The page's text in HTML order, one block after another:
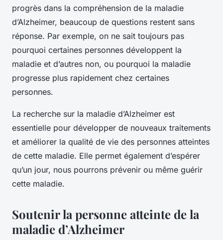
progrès dans la compréhension de la maladie
d’Alzheimer, beaucoup de questions restent sans
réponse. Par exemple, on ne sait toujours pas
pourquoi certaines personnes développent la
maladie et d’autres non, ou pourquoi la maladie
progresse plus rapidement chez certaines
personnes.
La recherche sur la maladie d’Alzheimer est
essentielle pour développer de nouveaux traitements
et améliorer la qualité de vie des personnes atteintes
de cette maladie. Elle permet également d’espérer
qu’un jour, nous pourrons prévenir ou même guérir
cette maladie.
Soutenir la personne atteinte de la
maladie d’Alzheimer